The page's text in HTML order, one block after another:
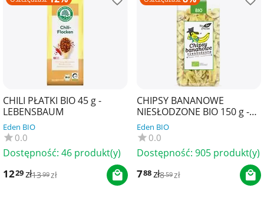
CHILI PŁATKI BIO 45 g -
LEBENSBAUM
Eden BIO
0.0
Dostępność: 46 produkt(y)
1229zł1399zł
CHIPSY BANANOWE
NIESŁODZONE BIO 150 g -
BIO PLANET
Eden BIO
0.0
Dostępność: 905 produkt(y)
788zł859zł